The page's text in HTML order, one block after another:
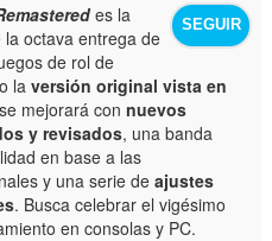
SEGUIR
es la
la octava entrega de
de rol de
laversión original vista en
mejorará connuevos
y revisados, una banda
en base a las
y una serie de ajustes
. Busca celebrar el vigésimo
en consolas y PC.